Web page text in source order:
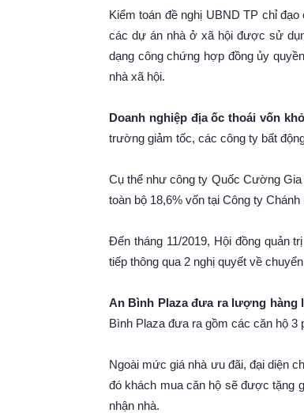
Kiểm toán đề nghị UBND TP chỉ
các dự án nhà ở xã hội được sử
dạng công chứng hợp đồng ủy
nhà xã hội.
Doanh nghiệp địa ốc thoái vốn
trường giảm tốc, các công ty bất
Cụ thể như công ty Quốc Cường
toàn bộ 18,6% vốn tại Công ty
Đến tháng 11/2019, Hội đồng quản
tiếp thông qua 2 nghị quyết về
An Bình Plaza đưa ra lượng hàng
Bình Plaza đưa ra gồm các căn hộ 3
Ngoài mức giá nhà ưu đãi, đại diện
đó khách mua căn hộ sẽ được tặng
nhận nhà.